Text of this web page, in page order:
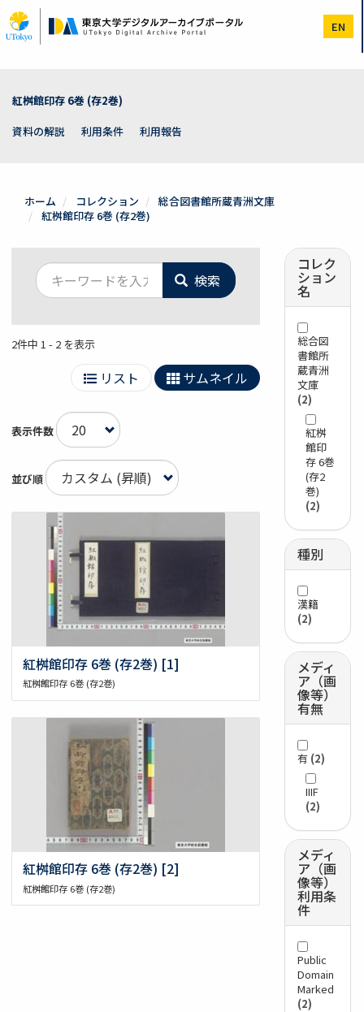
イ
ン
EN
紅桝館印存 6巻 (存2巻)
資料の解説
利用条件 利用報告
ホーム コレクション
総合図書館所蔵青洲文庫
紅桝館印存 6巻 (存2巻)
検索
2件中 1 - 2 を表示
リスト サムネイル
表示件数
並び順
紅桝館印存 6巻 (存2巻) [1]
紅桝館印存 6巻 (存2巻)
紅桝館印存 6巻 (存2巻) [2]
紅桝館印存 6巻 (存2巻)
コレク
ション
名
総合図
書館所
蔵青洲
文庫
(2)
紅桝
館印
存 6巻
(存2
巻)
(2)
種別
漢籍
(2)
メディ
ア（画
像等）
有無
有 (2)
IIIF
(2)
メディ
ア（画
像等）
利用条
件
Public
Domain
Marked
(2)